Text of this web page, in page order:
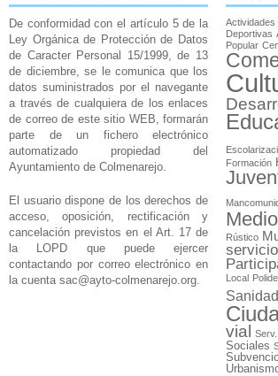
De conformidad con el artículo 5 de la
Ley Orgánica de Protección de Datos
de Caracter Personal 15/1999, de 13
de diciembre, se le comunica que los
datos suministrados por el navegante
a través de cualquiera de los enlaces
de correo de este sitio WEB, formarán
parte de un fichero electrónico
automatizado propiedad del
Ayuntamiento de Colmenarejo.
El usuario dispone de los derechos de
acceso, oposición, rectificación y
cancelación previstos en el Art. 17 de
la LOPD que puede ejercer
contactando por correo electrónico en
la cuenta sac@ayto-colmenarejo.org.
Actividades
Deportivas
Popular
Formación
Rústico
Local
Sanidad
vial
Sociales